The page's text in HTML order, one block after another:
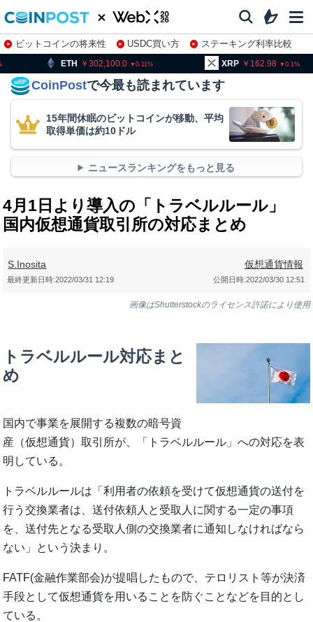
ビットコインの将来性 USDC買い方
ステーキング利率比較
株特集・関連銘柄
302,100.0 0.11 XRP BNB
CoinPostで今最も読まれています
15年間休眠のビットコインが移動、平均
取得単価は約10ドル
ニュースランキングをもっと見る
4月1日より導入の「トラベルルール」
国内仮想通貨取引所の対応まとめ
S.Inosita 仮想通貨情報
公開日時:2022/03/30 12:51
最終更新日時:2022/03/31 12:19
画像はShutterstockのライセンス許諾により使用
トラベルルール対応まと
め
国内で事業を展開する複数の暗号資
産（仮想通貨）取引所が、「トラベルルール」への対応を表
明している。
トラベルルールは「利用者の依頼を受けて仮想通貨の送付を
行う交換業者は、送付依頼人と受取人に関する一定の事項
を、送付先となる受取人側の交換業者に通知しなければなら
ない」という決まり。
FATF(金融作業部会)が提唱したもので、テロリスト等が決済
手段として仮想通貨を用いることを防ぐことなどを目的とし
ている。